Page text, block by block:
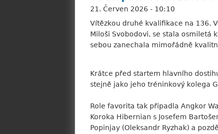
21. Červen 2026 - 10:10
Vítězkou druhé kvalifikace na 136.
Miloši Svobodovi, se stala osmiletá
sebou zanechala mimořádně
Krátce před startem hlavního
stejně jako jeho tréninkový kolega
Role favorita tak připadla Angkor
Koroka Hibernian s Josefem
Popinjay (Oleksandr Ryzhak) a